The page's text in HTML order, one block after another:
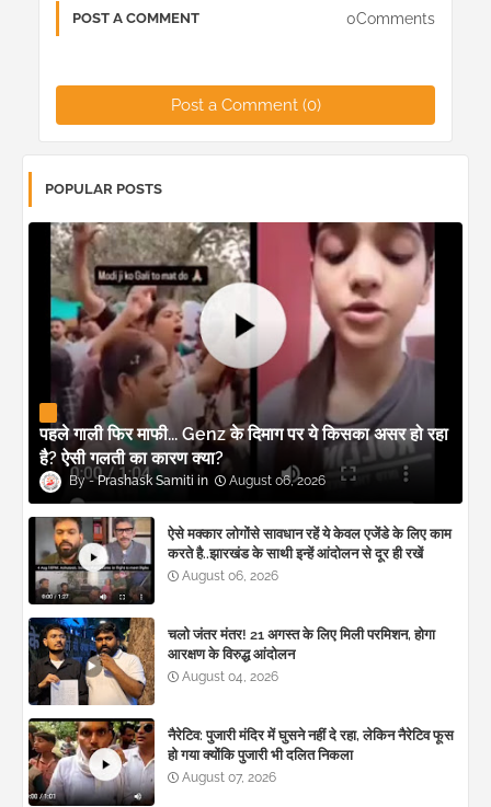
POST A COMMENT 0Comments
Post a Comment (0)
POPULAR POSTS
पहले गाली फिर माफी... Genz के दिमाग पर ये किसका असर हो रहा
है? ऐसी गलती का कारण क्या?
Prashask Samiti August 06, 2026
ऐसे मक्कार लोगोंसे सावधान रहें ये केवल एजेंडे के लिए काम
करते है..झारखंड के साथी इन्हें आंदोलन से दूर ही रखें
August 06, 2026
चलो जंतर मंतर! 21 अगस्त के लिए मिली परमिशन, होगा
आरक्षण के विरुद्ध आंदोलन
August 04, 2026
नैरेटिव: पुजारी मंदिर में घुसने नहीं दे रहा, लेकिन नैरेटिव फूस
हो गया क्योंकि पुजारी भी दलित निकला
August 07, 2026